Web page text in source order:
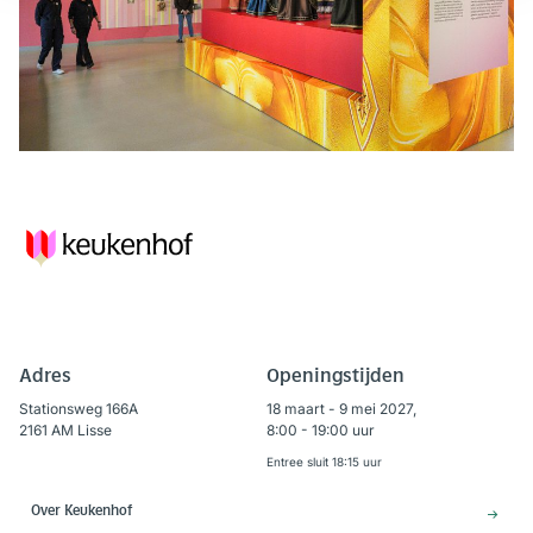
Adres
Stationsweg 166A
2161 AM Lisse
Openingstijden
18 maart - 9 mei 2027,
8:00 - 19:00 uur
Entree sluit 18:15 uur
Over Keukenhof